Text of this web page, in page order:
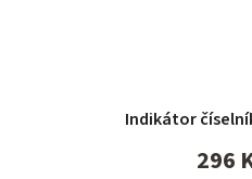
Indikátor
296